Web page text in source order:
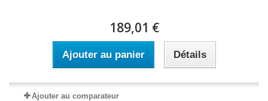
189,01 €
Ajouter au panier Détails
Ajouter au comparateur